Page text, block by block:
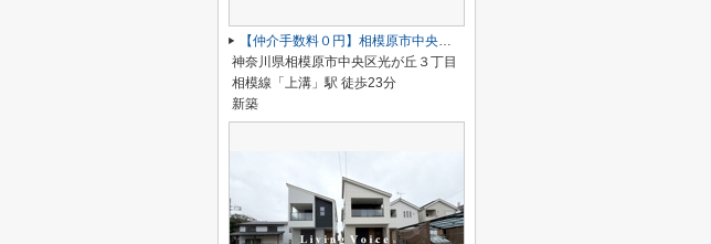
【仲介手数料０円】相模原市中央区光が丘4期 新築一戸建て 全2棟
神奈川県相模原市中央区光が丘３丁目
相模線「上溝」駅 徒歩23分
新築